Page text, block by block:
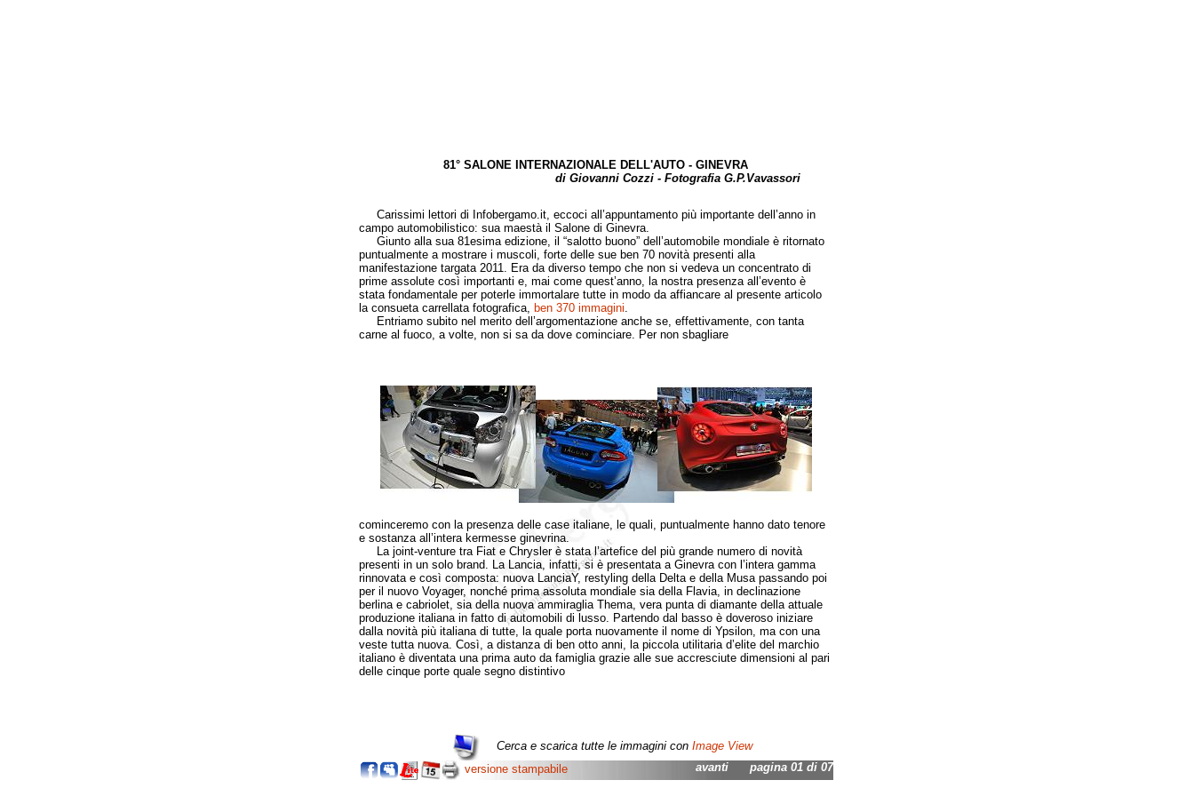
81° SALONE INTERNAZIONALE DELL'AUTO - GINEVRA
di Giovanni Cozzi - Fotografia G.P.Vavassori
Carissimi lettori di Infobergamo.it, eccoci all’appuntamento più importante dell’anno in
campo automobilistico: sua maestà il Salone di Ginevra.
Giunto alla sua 81esima edizione, il “salotto buono” dell’automobile mondiale è ritornato
puntualmente a mostrare i muscoli, forte delle sue ben 70 novità presenti alla
manifestazione targata 2011. Era da diverso tempo che non si vedeva un concentrato di
prime assolute così importanti e, mai come quest’anno, la nostra presenza all’evento è
stata fondamentale per poterle immortalare tutte in modo da affiancare al presente articolo
la consueta carrellata fotografica, ben 370 immagini.
Entriamo subito nel merito dell’argomentazione anche se, effettivamente, con tanta
carne al fuoco, a volte, non si sa da dove cominciare. Per non sbagliare
cominceremo con la presenza delle case italiane, le quali, puntualmente hanno dato tenore
e sostanza all’intera kermesse ginevrina.
La joint-venture tra Fiat e Chrysler è stata l’artefice del più grande numero di novità
presenti in un solo brand. La Lancia, infatti, si è presentata a Ginevra con l’intera gamma
rinnovata e così composta: nuova LanciaY, restyling della Delta e della Musa passando poi
per il nuovo Voyager, nonché prima assoluta mondiale sia della Flavia, in declinazione
berlina e cabriolet, sia della nuova ammiraglia Thema, vera punta di diamante della attuale
produzione italiana in fatto di automobili di lusso. Partendo dal basso è doveroso iniziare
dalla novità più italiana di tutte, la quale porta nuovamente il nome di Ypsilon, ma con una
veste tutta nuova. Così, a distanza di ben otto anni, la piccola utilitaria d’elite del marchio
italiano è diventata una prima auto da famiglia grazie alle sue accresciute dimensioni al pari
delle cinque porte quale segno distintivo
Cerca e scarica tutte le immagini con Image View
versione stampabile
avantipagina 01 di 07